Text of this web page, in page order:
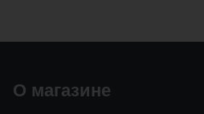
О магазине